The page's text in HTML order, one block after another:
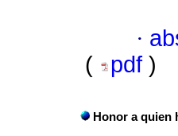
·
(
pdf )
Honor a quien